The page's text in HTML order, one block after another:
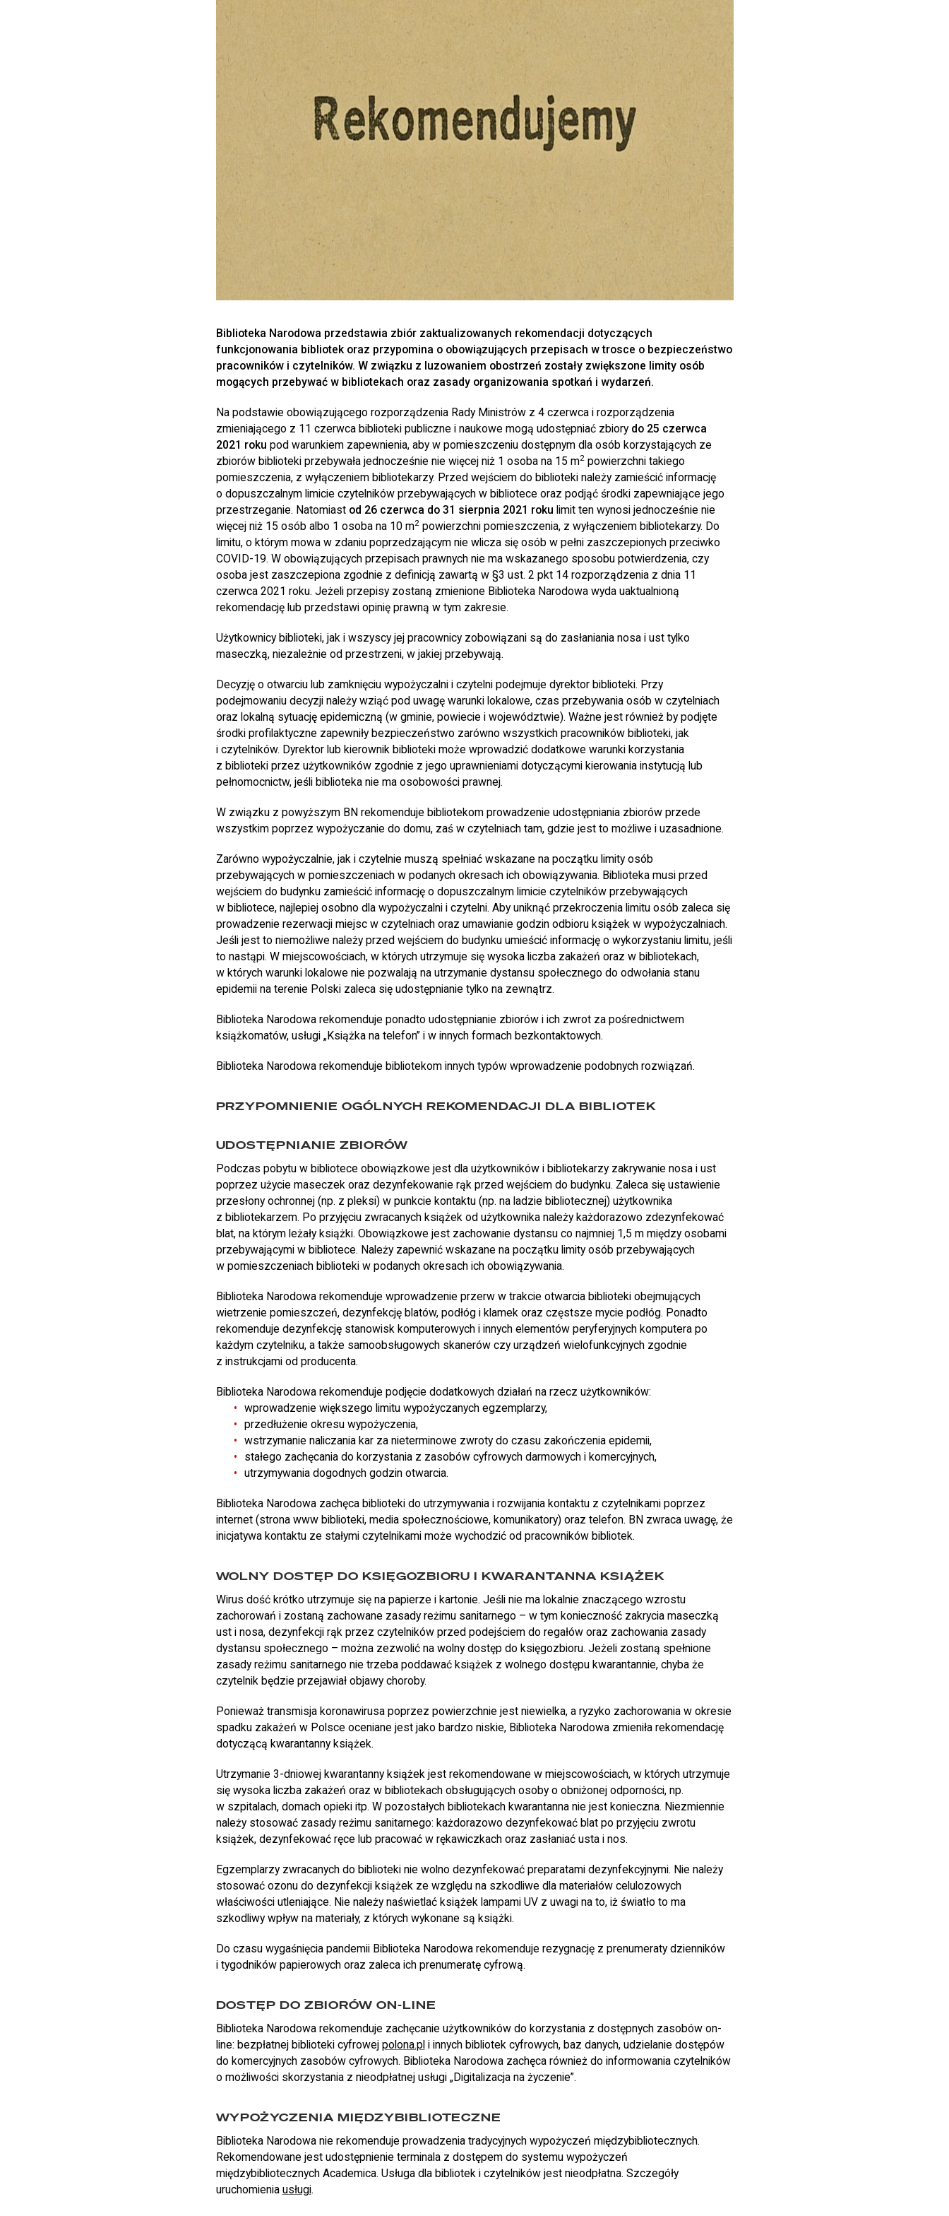
Biblioteka Narodowa przedstawia zbiór zaktualizowanych rekomendacji dotyczących
funkcjonowania bibliotek oraz przypomina o obowiązujących przepisach w trosce o bezpieczeństwo
pracowników i czytelników. W związku z luzowaniem obostrzeń zostały zwiększone limity osób
mogących przebywać w bibliotekach oraz zasady organizowania spotkań i wydarzeń.
Na podstawie obowiązującego rozporządzenia Rady Ministrów z 4 czerwca i rozporządzenia
zmieniającego z 11 czerwca biblioteki publiczne i naukowe mogą udostępniać zbiory do 25 czerwca
2021 roku pod warunkiem zapewnienia, aby w pomieszczeniu dostępnym dla osób korzystających ze
zbiorów biblioteki przebywała jednocześnie nie więcej niż 1 osoba na 15 m2powierzchni takiego
pomieszczenia, z wyłączeniem bibliotekarzy. Przed wejściem do biblioteki należy zamieścić informację
o dopuszczalnym limicie czytelników przebywających w bibliotece oraz podjąć środki zapewniające jego
przestrzeganie. Natomiast od 26 czerwca do 31 sierpnia 2021 roku limit ten wynosi jednocześnie nie
więcej niż 15 osób albo 1 osoba na 10 m2powierzchni pomieszczenia, z wyłączeniem bibliotekarzy. Do
limitu, o którym mowa w zdaniu poprzedzającym nie wlicza się osób w pełni zaszczepionych przeciwko
COVID-19. W obowiązujących przepisach prawnych nie ma wskazanego sposobu potwierdzenia, czy
osoba jest zaszczepiona zgodnie z definicją zawartą w §3 ust. 2 pkt 14 rozporządzenia z dnia 11
czerwca 2021 roku. Jeżeli przepisy zostaną zmienione Biblioteka Narodowa wyda uaktualnioną
rekomendację lub przedstawi opinię prawną w tym zakresie.
Użytkownicy biblioteki, jak i wszyscy jej pracownicy zobowiązani są do zasłaniania nosa i ust tylko
maseczką, niezależnie od przestrzeni, w jakiej przebywają.
Decyzję o otwarciu lub zamknięciu wypożyczalni i czytelni podejmuje dyrektor biblioteki. Przy
podejmowaniu decyzji należy wziąć pod uwagę warunki lokalowe, czas przebywania osób w czytelniach
oraz lokalną sytuację epidemiczną (w gminie, powiecie i województwie). Ważne jest również by podjęte
środki profilaktyczne zapewniły bezpieczeństwo zarówno wszystkich pracowników biblioteki, jak
i czytelników. Dyrektor lub kierownik biblioteki może wprowadzić dodatkowe warunki korzystania
z biblioteki przez użytkowników zgodnie z jego uprawnieniami dotyczącymi kierowania instytucją lub
pełnomocnictw, jeśli biblioteka nie ma osobowości prawnej.
W związku z powyższym BN rekomenduje bibliotekom prowadzenie udostępniania zbiorów przede
wszystkim poprzez wypożyczanie do domu, zaś w czytelniach tam, gdzie jest to możliwe i uzasadnione.
Zarówno wypożyczalnie, jak i czytelnie muszą spełniać wskazane na początku limity osób
przebywających w pomieszczeniach w podanych okresach ich obowiązywania. Biblioteka musi przed
wejściem do budynku zamieścić informację o dopuszczalnym limicie czytelników przebywających
w bibliotece, najlepiej osobno dla wypożyczalni i czytelni. Aby uniknąć przekroczenia limitu osób zaleca się
prowadzenie rezerwacji miejsc w czytelniach oraz umawianie godzin odbioru książek w wypożyczalniach.
Jeśli jest to niemożliwe należy przed wejściem do budynku umieścić informację o wykorzystaniu limitu, jeśli
to nastąpi. W miejscowościach, w których utrzymuje się wysoka liczba zakażeń oraz w bibliotekach,
w których warunki lokalowe nie pozwalają na utrzymanie dystansu społecznego do odwołania stanu
epidemii na terenie Polski zaleca się udostępnianie tylko na zewnątrz.
Biblioteka Narodowa rekomenduje ponadto udostępnianie zbiorów i ich zwrot za pośrednictwem
książkomatów, usługi „Książka na telefon” i w innych formach bezkontaktowych.
Biblioteka Narodowa rekomenduje bibliotekom innych typów wprowadzenie podobnych rozwiązań.
PRZYPOMNIENIE OGÓLNYCH REKOMENDACJI DLA BIBLIOTEK
UDOSTĘPNIANIE ZBIORÓW
Podczas pobytu w bibliotece obowiązkowe jest dla użytkowników i bibliotekarzy zakrywanie nosa i ust
poprzez użycie maseczek oraz dezynfekowanie rąk przed wejściem do budynku. Zaleca się ustawienie
przesłony ochronnej (np. z pleksi) w punkcie kontaktu (np. na ladzie bibliotecznej) użytkownika
z bibliotekarzem. Po przyjęciu zwracanych książek od użytkownika należy każdorazowo zdezynfekować
blat, na którym leżały książki. Obowiązkowe jest zachowanie dystansu co najmniej 1,5 m między osobami
przebywającymi w bibliotece. Należy zapewnić wskazane na początku limity osób przebywających
w pomieszczeniach biblioteki w podanych okresach ich obowiązywania.
Biblioteka Narodowa rekomenduje wprowadzenie przerw w trakcie otwarcia biblioteki obejmujących
wietrzenie pomieszczeń, dezynfekcję blatów, podłóg i klamek oraz częstsze mycie podłóg. Ponadto
rekomenduje dezynfekcję stanowisk komputerowych i innych elementów peryferyjnych komputera po
każdym czytelniku, a także samoobsługowych skanerów czy urządzeń wielofunkcyjnych zgodnie
z instrukcjami od producenta.
Biblioteka Narodowa rekomenduje podjęcie dodatkowych działań na rzecz użytkowników:
wprowadzenie większego limitu wypożyczanych egzemplarzy,
przedłużenie okresu wypożyczenia,
wstrzymanie naliczania kar za nieterminowe zwroty do czasu zakończenia epidemii,
stałego zachęcania do korzystania z zasobów cyfrowych darmowych i komercyjnych,
utrzymywania dogodnych godzin otwarcia.
Biblioteka Narodowa zachęca biblioteki do utrzymywania i rozwijania kontaktu z czytelnikami poprzez
internet (strona www biblioteki, media społecznościowe, komunikatory) oraz telefon. BN zwraca uwagę, że
inicjatywa kontaktu ze stałymi czytelnikami może wychodzić od pracowników bibliotek.
WOLNY DOSTĘP DO KSIĘGOZBIORU I KWARANTANNA KSIĄŻEK
Wirus dość krótko utrzymuje się na papierze i kartonie. Jeśli nie ma lokalnie znaczącego wzrostu
zachorowań i zostaną zachowane zasady reżimu sanitarnego – w tym konieczność zakrycia maseczką
ust i nosa, dezynfekcji rąk przez czytelników przed podejściem do regałów oraz zachowania zasady
dystansu społecznego – można zezwolić na wolny dostęp do księgozbioru. Jeżeli zostaną spełnione
zasady reżimu sanitarnego nie trzeba poddawać książek z wolnego dostępu kwarantannie, chyba że
czytelnik będzie przejawiał objawy choroby.
Ponieważ transmisja koronawirusa poprzez powierzchnie jest niewielka, a ryzyko zachorowania w okresie
spadku zakażeń w Polsce oceniane jest jako bardzo niskie, Biblioteka Narodowa zmieniła rekomendację
dotyczącą kwarantanny książek.
Utrzymanie 3-dniowej kwarantanny książek jest rekomendowane w miejscowościach, w których utrzymuje
się wysoka liczba zakażeń oraz w bibliotekach obsługujących osoby o obniżonej odporności, np.
w szpitalach, domach opieki itp. W pozostałych bibliotekach kwarantanna nie jest konieczna. Niezmiennie
należy stosować zasady reżimu sanitarnego: każdorazowo dezynfekować blat po przyjęciu zwrotu
książek, dezynfekować ręce lub pracować w rękawiczkach oraz zasłaniać usta i nos.
Egzemplarzy zwracanych do biblioteki nie wolno dezynfekować preparatami dezynfekcyjnymi. Nie należy
stosować ozonu do dezynfekcji książek ze względu na szkodliwe dla materiałów celulozowych
właściwości utleniające. Nie należy naświetlać książek lampami UV z uwagi na to, iż światło to ma
szkodliwy wpływ na materiały, z których wykonane są książki.
Do czasu wygaśnięcia pandemii Biblioteka Narodowa rekomenduje rezygnację z prenumeraty dzienników
i tygodników papierowych oraz zaleca ich prenumeratę cyfrową.
DOSTĘP DO ZBIORÓW ON-LINE
Biblioteka Narodowa rekomenduje zachęcanie użytkowników do korzystania z dostępnych zasobów on-
line: bezpłatnej biblioteki cyfrowej polona.pl i innych bibliotek cyfrowych, baz danych, udzielanie dostępów
do komercyjnych zasobów cyfrowych. Biblioteka Narodowa zachęca również do informowania czytelników
o możliwości skorzystania z nieodpłatnej usługi „Digitalizacja na życzenie”.
WYPOŻYCZENIA MIĘDZYBIBLIOTECZNE
Biblioteka Narodowa nie rekomenduje prowadzenia tradycyjnych wypożyczeń międzybibliotecznych.
Rekomendowane jest udostępnienie terminala z dostępem do systemu wypożyczeń
międzybibliotecznych Academica. Usługa dla bibliotek i czytelników jest nieodpłatna. Szczegóły
uruchomienia usługi.